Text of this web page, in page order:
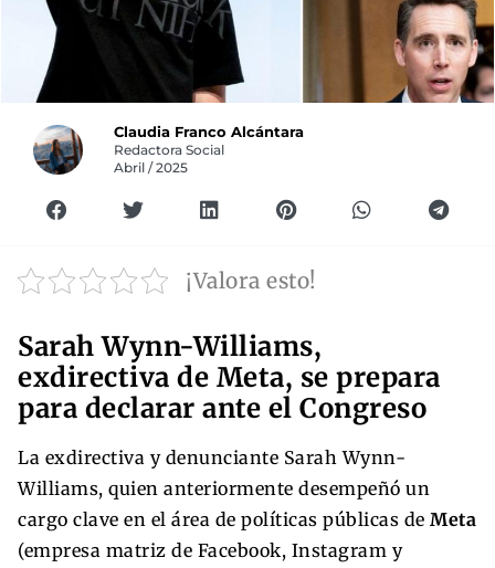
Claudia Franco Alcántara
Redactora Social
Abril / 2025
¡Valora esto!
Sarah Wynn-Williams,
exdirectiva de Meta, se prepara
para declarar ante el Congreso
La exdirectiva y denunciante Sarah Wynn-
Williams, quien anteriormente desempeñó un
cargo clave en el área de políticas públicas de Meta
(empresa matriz de Facebook, Instagram y